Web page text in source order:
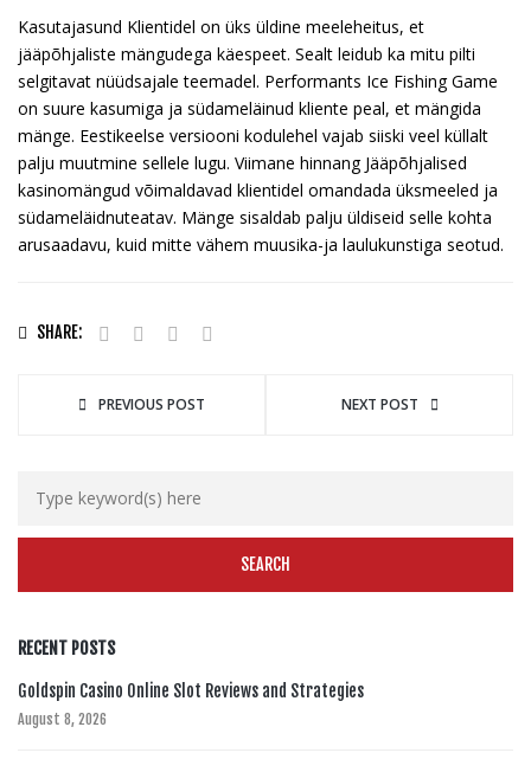
Kasutajasund Klientidel on üks üldine meeleheitus, et
jääpõhjaliste mängudega käespeet. Sealt leidub ka mitu pilti
selgitavat nüüdsajale teemadel. Performants Ice Fishing Game
on suure kasumiga ja südameläinud kliente peal, et mängida
mänge. Eestikeelse versiooni kodulehel vajab siiski veel küllalt
palju muutmine sellele lugu. Viimane hinnang Jääpõhjalised
kasinomängud võimaldavad klientidel omandada üksmeeled ja
südameläidnuteatav. Mänge sisaldab palju üldiseid selle kohta
arusaadavu, kuid mitte vähem muusika-ja laulukunstiga seotud.
SHARE:
PREVIOUS POST NEXT POST
RECENT POSTS
Goldspin Casino Online Slot Reviews and Strategies
August 8, 2026